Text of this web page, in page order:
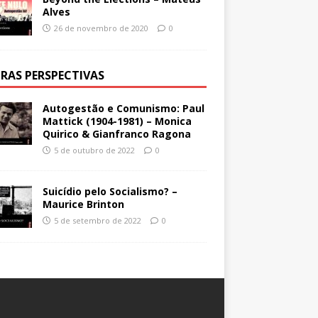
Alves
26 de novembro de 2020 0
PERSPECTIVAS
Autogestão e Comunismo: Paul
Mattick (1904-1981) – Monica
Quirico & Gianfranco Ragona
5 de outubro de 2022 0
Suicídio pelo Socialismo? –
Maurice Brinton
5 de setembro de 2022 0